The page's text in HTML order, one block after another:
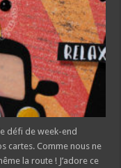
défi de week-end
cartes. Comme nous ne
la route ! J’adore ce